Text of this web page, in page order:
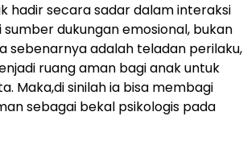
hadir secara sadar dalam interaksi
dukungan emosional, bukan
sebenarnya adalah teladan perilaku,
ruang aman bagi anak untuk
Maka,di sinilah ia bisa membagi
sebagai bekal psikologis pada